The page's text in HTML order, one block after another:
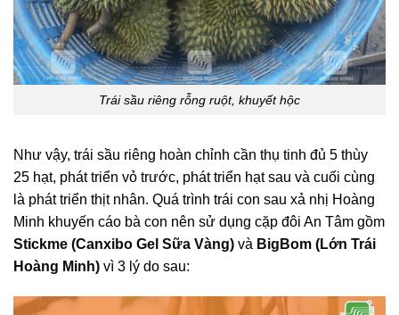
Trái sầu riêng rỗng ruột, khuyết hộc
Như vậy, trái sầu riêng hoàn chỉnh cần thụ tinh đủ 5 thùy
25 hạt, phát triển vỏ trước, phát triển hạt sau và cuối cùng
là phát triển thịt nhân. Quá trình trái con sau xả nhị Hoàng
Minh khuyến cáo bà con nên sử dụng cặp đôi An Tâm gồm
Stickme (Canxibo Gel Sữa Vàng) và BigBom (Lớn Trái
Hoàng Minh) vì 3 lý do sau: